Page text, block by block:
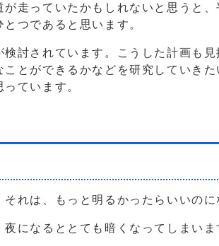
走っていたかもしれないと思うと、
つであると思います。
討されています。こうした計画も見
とができるかなどを研究していきた
ています。
れは、もっと明るかったらいいのに
になるととても暗くなってしまいま